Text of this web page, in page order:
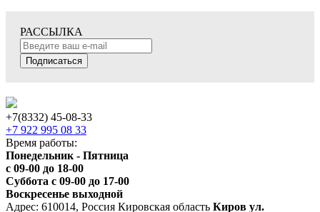
РАССЫЛКА
Подписаться
+7(8332) 45-08-33
+7 922 995 08 33
Время работы:
Понедельник - Пятница
с 09-00 до 18-00
Суббота с 09-00 до 17-00
Воскресенье выходной
Адрес: 610014, Россия Кировская область Киров ул.